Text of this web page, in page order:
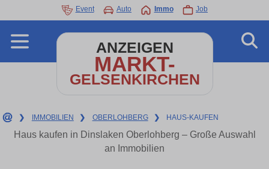
Event Auto Immo Job
ANZEIGEN
MARKT-
GELSENKIRCHEN
❯ IMMOBILIEN ❯ OBERLOHBERG ❯ HAUS-KAUFEN
Haus kaufen in Dinslaken Oberlohberg – Große Auswahl
an Immobilien